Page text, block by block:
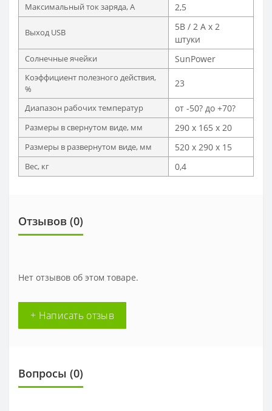
Максимальный ток заряда, А 2,5
Выход USB
5В / 2 А x 2
штуки
Солнечные ячейки SunPower
Коэффициент полезного действия,
%
23
Диапазон рабочих температур от -50? до +70?
Размеры в свернутом виде, мм 290 х 165 х 20
Размеры в развернутом виде, мм 520 х 290 х 15
Вес, кг 0,4
Отзывов (0)
Нет отзывов об этом товаре.
+ Написать отзыв
Вопросы (0)